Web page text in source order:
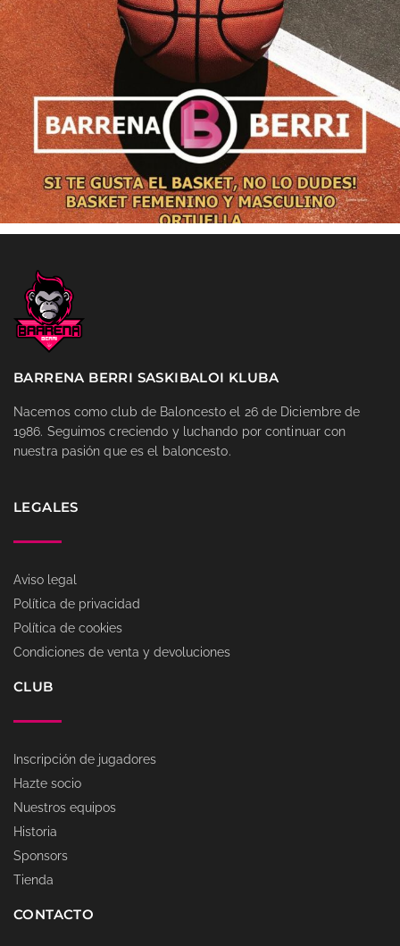
BARRENA BERRI SASKIBALOI KLUBA
Nacemos como club de Baloncesto el 26 de Diciembre de
1986. Seguimos creciendo y luchando por continuar con
nuestra pasión que es el baloncesto.
LEGALES
Aviso legal
Política de privacidad
Política de cookies
Condiciones de venta y devoluciones
CLUB
Inscripción de jugadores
Hazte socio
Nuestros equipos
Historia
Sponsors
Tienda
CONTACTO